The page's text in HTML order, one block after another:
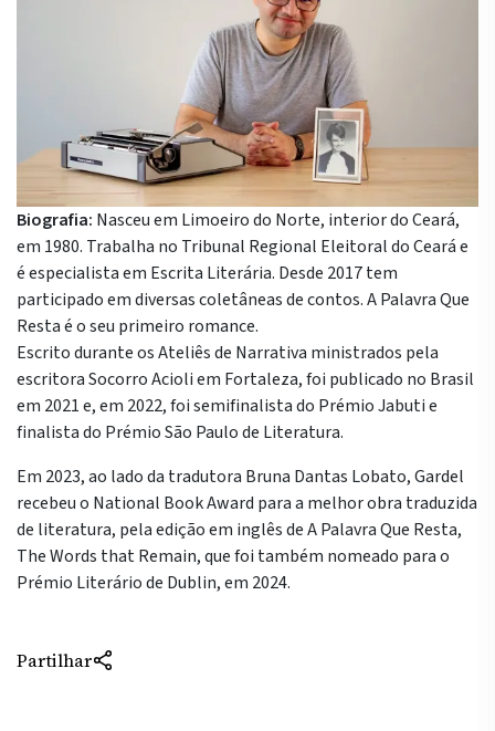
Biografia: Nasceu em Limoeiro do Norte, interior do Ceará,
em 1980. Trabalha no Tribunal Regional Eleitoral do Ceará e
é especialista em Escrita Literária. Desde 2017 tem
participado em diversas coletâneas de contos. A Palavra Que
Resta é o seu primeiro romance.
Escrito durante os Ateliês de Narrativa ministrados pela
escritora Socorro Acioli em Fortaleza, foi publicado no Brasil
em 2021 e, em 2022, foi semifinalista do Prémio Jabuti e
finalista do Prémio São Paulo de Literatura.
Em 2023, ao lado da tradutora Bruna Dantas Lobato, Gardel
recebeu o National Book Award para a melhor obra traduzida
de literatura, pela edição em inglês de A Palavra Que Resta,
The Words that Remain, que foi também nomeado para o
Prémio Literário de Dublin, em 2024.
Partilhar